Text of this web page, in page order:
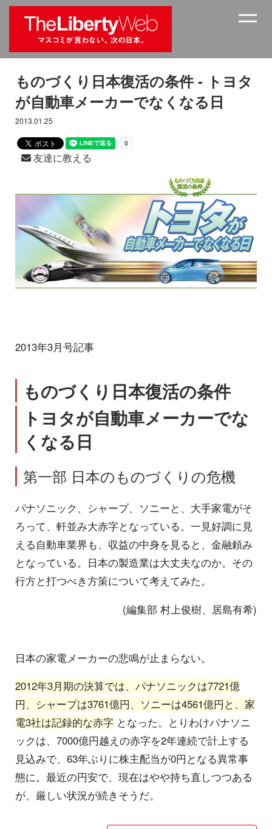
ものづくり日本復活の条件 - トヨタ
が自動車メーカーでなくなる日
2013.01.25
友達に教える
2013年3月号記事
ものづくり日本復活の条件
トヨタが自動車メーカーでな
くなる日
第一部 日本のものづくりの危機
パナソニック、シャープ、ソニーと、大手家電がそ
ろって、軒並み大赤字となっている。一見好調に見
える自動車業界も、収益の中身を見ると、金融頼み
となっている。日本の製造業は大丈夫なのか。その
行方と打つべき方策について考えてみた。
(編集部 村上俊樹、居島有希)
日本の家電メーカーの悲鳴が止まらない。
2012年3月期の決算では、パナソニックは7721億
円、シャープは3761億円、ソニーは4561億円と、家
電3社は記録的な赤字 となった。とりわけパナソニ
ックは、7000億円越えの赤字を2年連続で計上する
見込みで、63年ぶりに株主配当が0円となる異常事
態に。最近の円安で、現在はやや持ち直しつつある
が、厳しい状況が続きそうだ。